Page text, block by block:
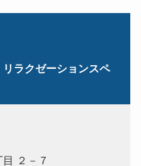
ラクゼーションスペ
２－７